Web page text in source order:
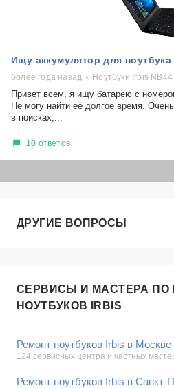
Ищу аккумулятор для
более года назад Ноутбуки Irbis NB44
Привет всем, я ищу батарею с
Не могу найти её долгое время.
в поисках,...
10 ответов
ДРУГИЕ ВОПРОСЫ
СЕРВИСЫ И МАСТЕРА ПО
НОУТБУКОВ IRBIS
Ремонт ноутбуков Irbis в Москве
124 сервисных центра и частных
Ремонт ноутбуков Irbis в Санкт-